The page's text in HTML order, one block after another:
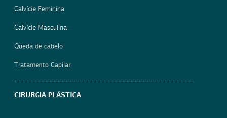
Calvície Feminina
Calvície Masculina
Queda de cabelo
Tratamento Capilar
CIRURGIA PLÁSTICA